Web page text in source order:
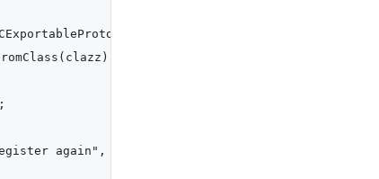
{
again", NSStringFromProtocol(aProtocol));